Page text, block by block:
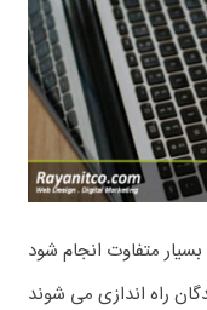
متفاوت انجام شود
راه اندازی می شوند